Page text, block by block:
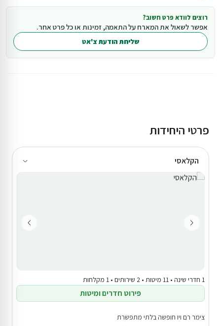
רוצים לוודא פרט חשוב?
אפשר לשאול את המארח על התאמה, זמינות או כל פרט אחר.
שליחת הודעת צ'אט
פרטי היחידות
הקלאסי
1 חדרי שינה • 11 מיטות • 2 שירותים • 1 מקלחות
פירוט חדרים ומיטות
צימר רם ויו חופשה בלתי מתפשרת